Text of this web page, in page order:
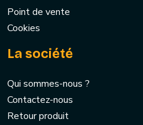
Point de vente
Cookies
La société
Qui sommes-nous ?
Contactez-nous
Retour produit